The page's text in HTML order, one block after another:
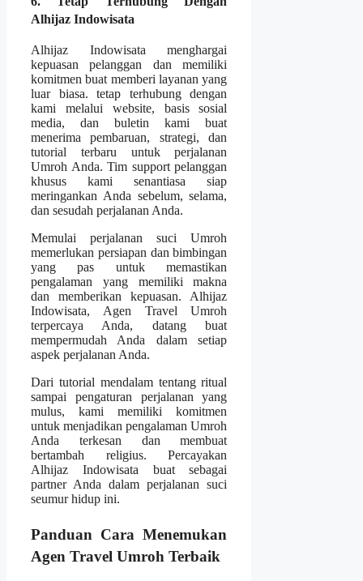
Alhijaz Indowisata
Alhijaz Indowisata menghargai
kepuasan pelanggan dan memiliki
komitmen buat memberi layanan yang
luar biasa. tetap terhubung dengan
kami melalui website, basis sosial
media, dan buletin kami buat
menerima pembaruan, strategi, dan
tutorial terbaru untuk perjalanan
Umroh Anda. Tim support pelanggan
khusus kami senantiasa siap
meringankan Anda sebelum, selama,
dan sesudah perjalanan Anda.
Memulai perjalanan suci Umroh
memerlukan persiapan dan bimbingan
yang pas untuk memastikan
pengalaman yang memiliki makna
dan memberikan kepuasan. Alhijaz
Indowisata, Agen Travel Umroh
terpercaya Anda, datang buat
mempermudah Anda dalam setiap
aspek perjalanan Anda.
Dari tutorial mendalam tentang ritual
sampai pengaturan perjalanan yang
mulus, kami memiliki komitmen
untuk menjadikan pengalaman Umroh
Anda terkesan dan membuat
bertambah religius. Percayakan
Alhijaz Indowisata buat sebagai
partner Anda dalam perjalanan suci
seumur hidup ini.
Panduan Cara Menemukan
Agen Travel Umroh Terbaik